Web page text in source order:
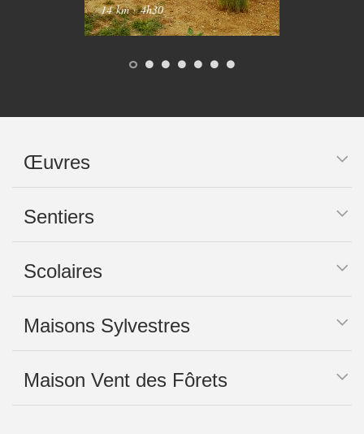
14 km·4h30
Œuvres
Sentiers
Scolaires
Maisons Sylvestres
Maison Vent des Fôrets